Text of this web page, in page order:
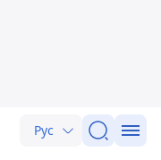
Рус